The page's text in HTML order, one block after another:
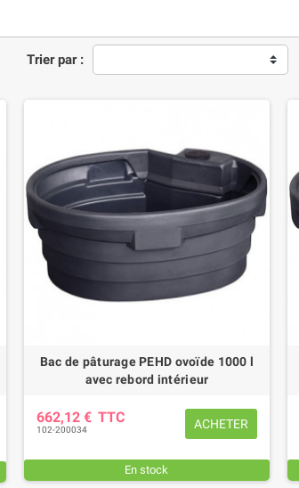
Trier par :
Bac de pâturage PEHD ovoïde 1000 l
avec rebord intérieur
662,12 € TTC
102-200034 ACHETER
En stock